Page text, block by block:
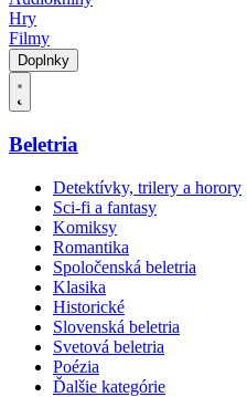
Hry
Filmy
Doplnky
Beletria
Detektívky, trilery a horory
Sci-fi a fantasy
Komiksy
Romantika
Spoločenská beletria
Klasika
Historické
Slovenská beletria
Svetová beletria
Poézia
Ďalšie kategórie